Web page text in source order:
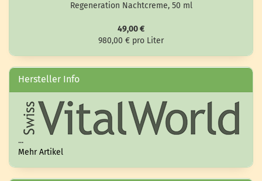
Re­ge­ne­ra­ti­on Nacht­creme, 50 ml
49,00 €
980,00 € pro Liter
Hersteller Info
...
Mehr Artikel